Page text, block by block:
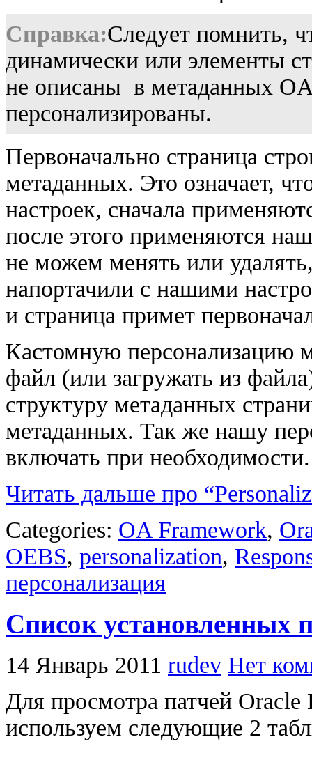
Справка:Следует помнить,
динамически или элементы
не описаны в метаданных
персонализированы.
Первоначально страница
метаданных. Это означает,
настроек, сначала
после этого применяются
не можем менять или
напортачили с нашими
и страница примет
Кастомную персонализацию
файл (или загружать из
структуру метаданных
метаданных. Так же нашу
включать при необходимости.
Читать дальше про
Categories: OA Framework,
OEBS, personalization,
персонализация
Список установленных
14 Январь 2011 rudev Нет
Для просмотра патчей
используем следующие 2